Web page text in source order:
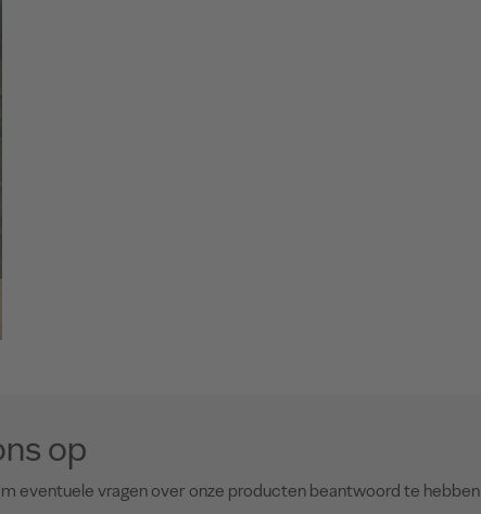
op
eventuele vragen over onze producten beantwoord te hebben